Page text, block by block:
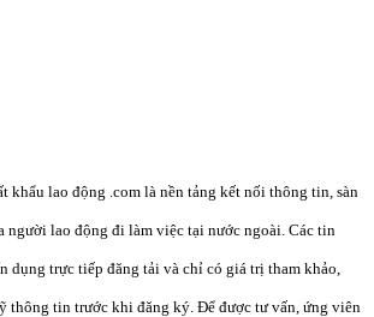
khẩu lao động .com là nền tảng kết nối thông tin, sàn
người lao động đi làm việc tại nước ngoài. Các tin
dụng trực tiếp đăng tải và chỉ có giá trị tham khảo,
thông tin trước khi đăng ký. Để được tư vấn, ứng viên